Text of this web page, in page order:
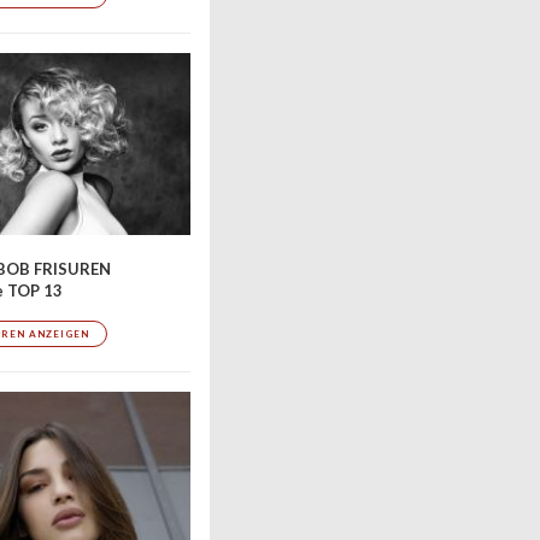
FRISUREN
TOP 13
ANZEIGEN